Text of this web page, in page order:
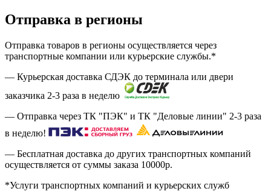
Отправка в регионы
Отправка товаров в регионы осуществляется через
транспортные компании или курьерские службы.*
— Курьерская доставка СДЭК до терминала или двери
заказчика 2-3 раза в неделю
— Отправка через ТК "ПЭК" и ТК "Деловые линии" 2-3 раза
в неделю!
— Бесплатная доставка до других транспортных компаний
осуществляется от суммы заказа 10000р.
*Услуги транспортных компаний и курьерских служб